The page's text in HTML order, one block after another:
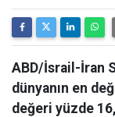
ABD/İsrail-İran
dünyanın en
değeri yüzde